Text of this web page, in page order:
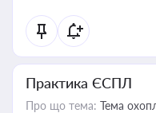
Практика ЄСПЛ
Про що тема: Тема